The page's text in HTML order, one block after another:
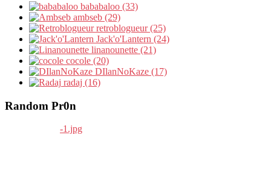
bababaloo (33)
ambseb (29)
retroblogueur (25)
Jack'o'Lantern (24)
linanounette (21)
cocole (20)
DIlanNoKaze (17)
radaj (16)
Random Pr0n